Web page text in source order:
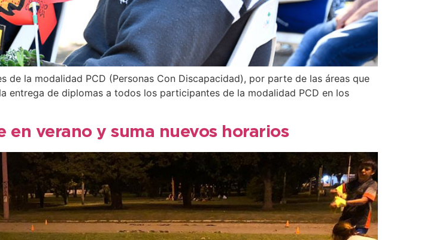
la modalidad PCD (Personas Con Discapacidad), por parte de las áreas que
entrega de diplomas a todos los participantes de la modalidad PCD en los
en verano y suma nuevos horarios